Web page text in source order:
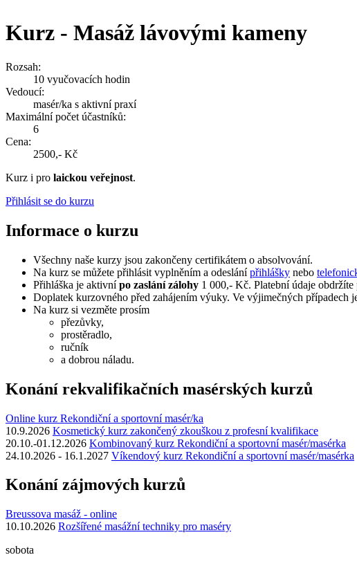
Kurz - Masáž lávovými kameny
Rozsah:
10 vyučovacích hodin
Vedoucí:
masér/ka s aktivní praxí
Maximální počet účastníků:
6
Cena:
2500,- Kč
Kurz i pro laickou veřejnost.
Přihlásit se do kurzu
Informace o kurzu
Všechny naše kurzy jsou zakončeny certifikátem o absolvování.
Na kurz se můžete přihlásit vyplněním a odeslánípřihlášky nebo
Přihláška je aktivnípo zaslání zálohy 1 000,- Kč. Platební údaje
Doplatek kurzovného před zahájením výuky. Ve výjimečných případech
Na kurz si vezměte prosím
přezůvky,
prostěradlo,
ručník
a dobrou náladu.
Konání rekvalifikačních masérských kurzů
Online kurz Rekondiční a sportovní masér/ka
10.9.2026 Kosmetický kurz zakončený zkouškou z profesní kvalifikace
20.10.-01.12.2026 Kombinovaný kurz Rekondiční a sportovní masér/masérka
24.10.2026 - 16.1.2027 Víkendový kurz Rekondiční a sportovní masér/masérka
Konání zájmových kurzů
Breussova masáž - online
10.10.2026 Rozšířené masážní techniky pro maséry
sobota